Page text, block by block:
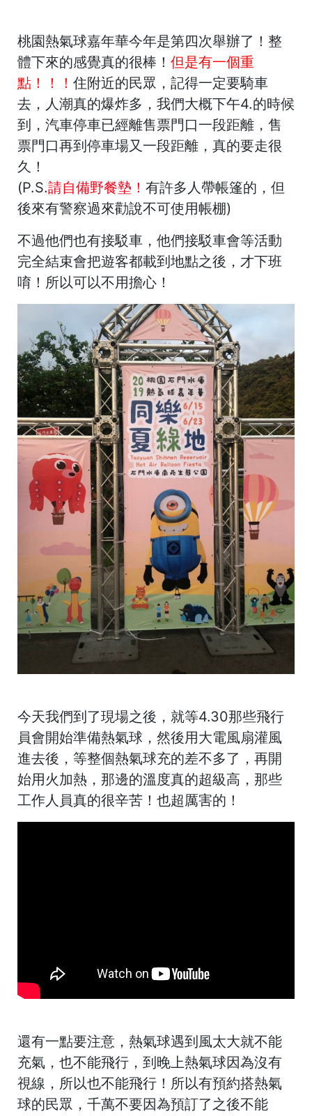
桃園熱氣球嘉年華今年是第四次舉辦了 ！整
體下來的感覺真的很棒！ 但是有一個重
點！！！ 住附近的民眾， 記得一定要騎車
去 ，人潮真的爆炸多，我們大概下午4.的時候
到，汽車停車已經離售票門口一段距離，售
票門口再到停車場又一段距離，真的要走很
久！
(P.S.請自備野餐墊！ 有許多人帶帳篷的，但
後來有警察過來勸說不可使用帳棚)
不過他們也有接駁車，他們接駁車會等活動
完全結束會把遊客都載到地點之後，才下班
唷！所以可以不用擔心！
今天我們到了現場之後，就等4.30那些飛行
員會開始準備熱氣球，然後用大電風扇灌風
進去後，等整個熱氣球充的差不多了，再開
始用火加熱，那邊的溫度真的超級高，那些
工作人員真的很辛苦！也超厲害的！
還有一點要注意，熱氣球遇到風太大就不能
充氣，也不能飛行，到晚上熱氣球因為沒有
視線，所以也不能飛行！所以有預約搭熱氣
球的民眾，千萬不要因為預訂了之後不能